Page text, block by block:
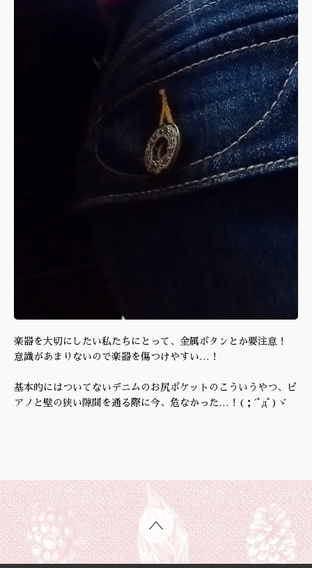
楽器を大切にしたい私たちにとって、金属ボタンとか要注意！
意識があまりないので楽器を傷つけやすい…！
基本的にはついてないデニムのお尻ポケットのこういうやつ、ピ
アノと壁の狭い隙間を通る際に今、危なかった…！(；´ﾟдﾟ)ゞ